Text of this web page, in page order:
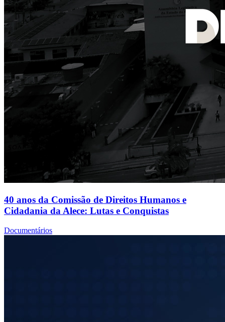
40 anos da Comissão de Direitos Humanos e
Cidadania da Alece: Lutas e Conquistas
Documentários